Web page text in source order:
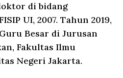
di bidang
UI, 2007. Tahun 2019,
Besar di Jurusan
Fakultas Ilmu
Negeri Jakarta.